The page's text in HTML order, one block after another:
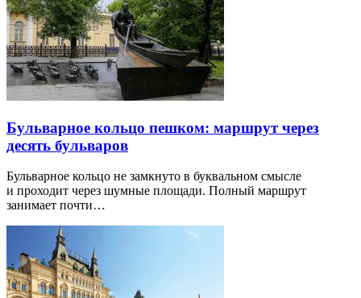
Бульварное кольцо пешком: маршрут через
десять бульваров
Бульварное кольцо не замкнуто в буквальном смысле
и проходит через шумные площади. Полный маршрут
занимает почти…